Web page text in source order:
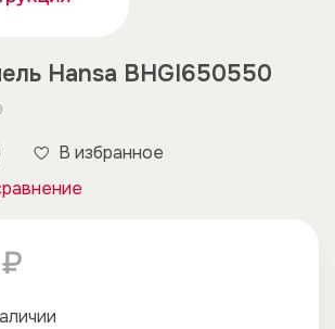
Hansa BHGI650550
В избранное